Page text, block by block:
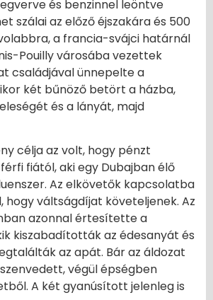
és benzinnel leöntve
szálai az előző éjszakára és 500
a francia-svájci határnál
Pouilly városába vezettek
családjával ünnepelte a
két bűnöző betört a házba,
és a lányát, majd
célja az volt, hogy pénzt
fiától, aki egy Dubajban élő
Az elkövetők kapcsolatba
hogy váltságdíjat követeljenek. Az
azonnal értesítette a
kiszabadították az édesanyát és
az apát. Bár az áldozat
végül épségben
A két gyanúsított jelenleg is